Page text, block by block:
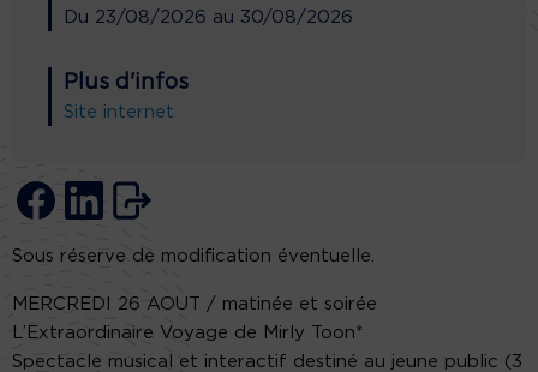
Du 23/08/2026 au 30/08/2026
Plus d'infos
Site internet
Sous réserve de modification éventuelle.
MERCREDI 26 AOUT / matinée et soirée
L’Extraordinaire Voyage de Mirly Toon*
Spectacle musical et interactif destiné au jeune public (3